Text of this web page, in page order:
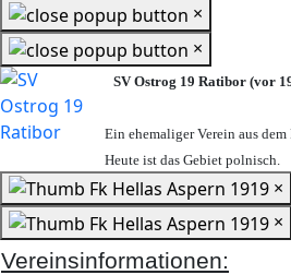
×
×
SV Ostrog 19 Ratibor (vor
Ein ehemaliger Verein aus
Heute ist das Gebiet polnisch.
×
×
Vereinsinformationen: